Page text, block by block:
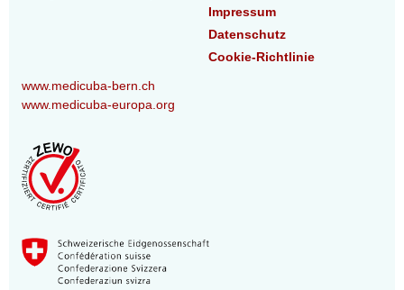
Impressum
Datenschutz
Cookie-Richtlinie
www.medicuba-bern.ch
www.medicuba-europa.org